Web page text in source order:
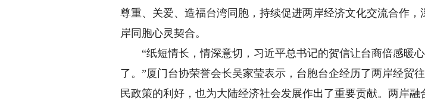
尊重、关爱、造福台湾同胞，持续促进两岸经济文化交流合作
岸同胞心灵契合。
“纸短情长，情深意切，习近平总书记的贺信让台商倍感暖
了。”厦门台协荣誉会长吴家莹表示，台胞台企经历了两岸经贸
民政策的利好，也为大陆经济社会发展作出了重要贡献。两岸